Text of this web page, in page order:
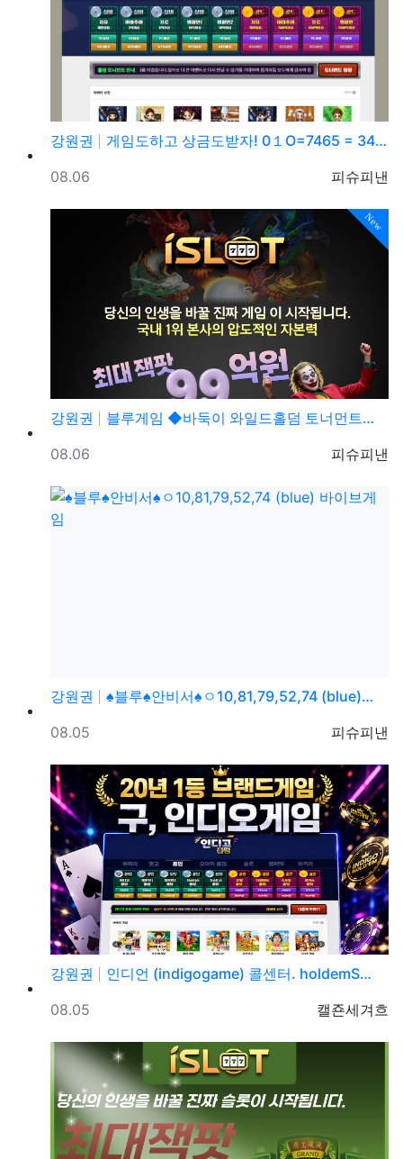
강원권
게임도하고 상금도받자! 0１O=7465 = 3464 …
등록자
피슈피낸
등록일
08.06
New
강원권
블루게임 ◆바둑이 와일드홀덤 토너먼트◆ pshotgam…
등록자
피슈피낸
등록일
08.06
강원권
♠블루♠안비서♠ㅇ10,81,79,52,74 (blue)…
등록자
피슈피낸
등록일
08.05
강원권
인디언 (indigogame) 콜센터. holdemS…
등록자
캘죤세겨흐
등록일
08.05